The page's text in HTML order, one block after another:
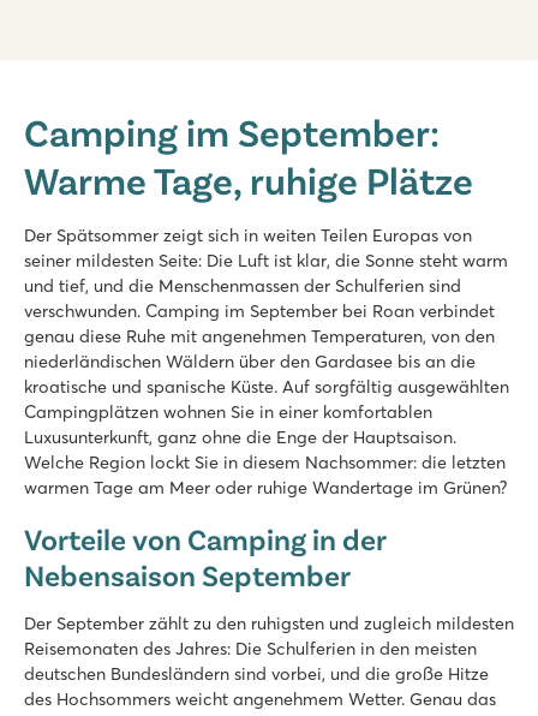
Camping im September:
Warme Tage, ruhige Plätze
Der Spätsommer zeigt sich in weiten Teilen Europas von
seiner mildesten Seite: Die Luft ist klar, die Sonne steht warm
und tief, und die Menschenmassen der Schulferien sind
verschwunden. Camping im September bei Roan verbindet
genau diese Ruhe mit angenehmen Temperaturen, von den
niederländischen Wäldern über den Gardasee bis an die
kroatische und spanische Küste. Auf sorgfältig ausgewählten
Campingplätzen wohnen Sie in einer komfortablen
Luxusunterkunft, ganz ohne die Enge der Hauptsaison.
Welche Region lockt Sie in diesem Nachsommer: die letzten
warmen Tage am Meer oder ruhige Wandertage im Grünen?
Vorteile von Camping in der
Nebensaison September
Der September zählt zu den ruhigsten und zugleich mildesten
Reisemonaten des Jahres: Die Schulferien in den meisten
deutschen Bundesländern sind vorbei, und die große Hitze
des Hochsommers weicht angenehmem Wetter. Genau das